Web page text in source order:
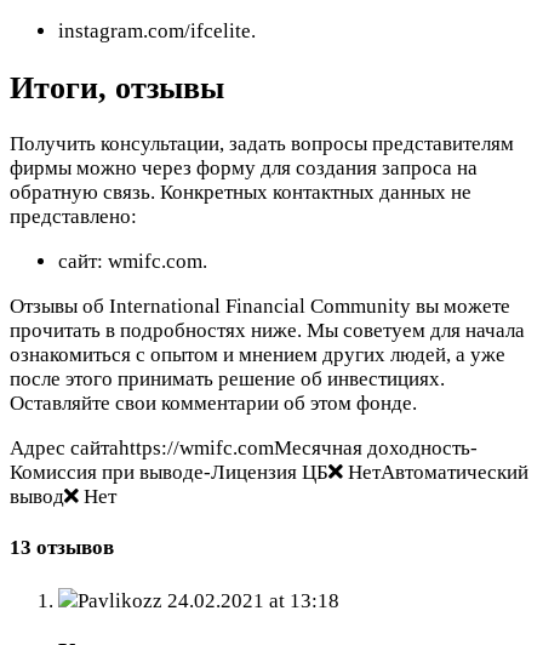
instagram.com/ifcelite.
Итоги, отзывы
Получить консультации, задать вопросы представителям
фирмы можно через форму для создания запроса на
обратную связь. Конкретных контактных данных не
представлено:
сайт: wmifc.com.
Отзывы об International Financial Community вы можете
прочитать в подробностях ниже. Мы советуем для начала
ознакомиться с опытом и мнением других людей, а уже
после этого принимать решение об инвестициях.
Оставляйте свои комментарии об этом фонде.
Адрес сайтаhttps://wmifc.comМесячная доходность-
Комиссия при выводе-Лицензия ЦБ
НетАвтоматический
вывод
Нет
13 отзывов
Pavlikozz 24.02.2021 at 13:18